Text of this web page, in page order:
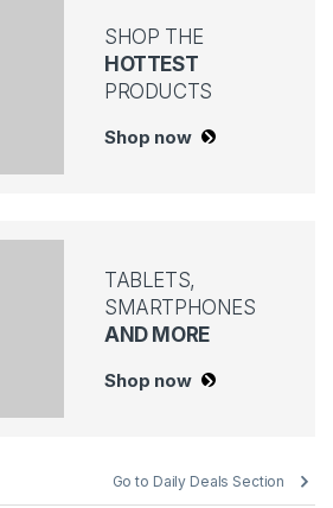
SHOP THE
HOTTEST
PRODUCTS
Shop now
TABLETS,
SMARTPHONES
AND MORE
Shop now
Go to Daily Deals Section